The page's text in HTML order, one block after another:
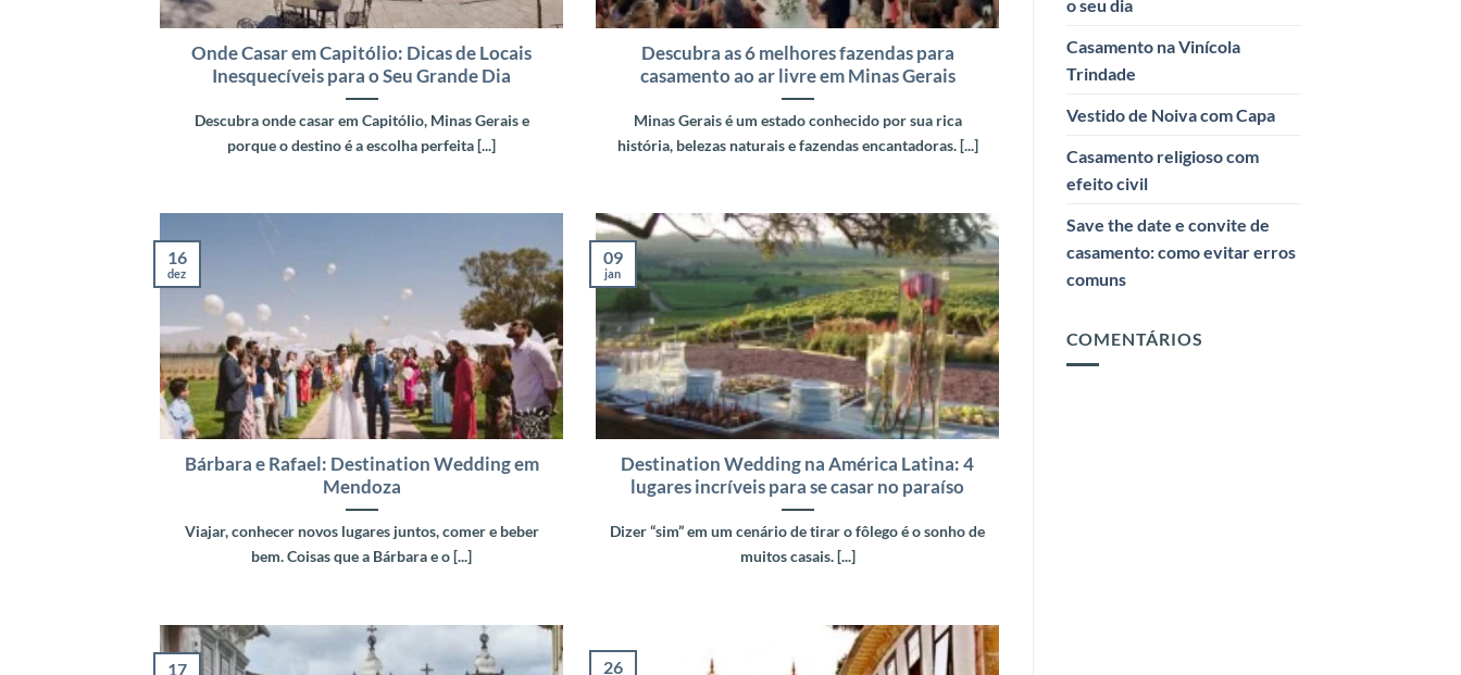
Onde Casar em Capitólio: Dicas de Locais
Inesquecíveis para o Seu Grande Dia
Descubra onde casar em Capitólio, Minas Gerais e
porque o destino é a escolha perfeita [...]
Descubra as 6 melhores fazendas para
casamento ao ar livre em Minas Gerais
Minas Gerais é um estado conhecido por sua rica
história, belezas naturais e fazendas encantadoras. [...]
Bárbara e Rafael: Destination Wedding em
Mendoza
Viajar, conhecer novos lugares juntos, comer e beber
bem. Coisas que a Bárbara e o [...]
16
dez
Destination Wedding na América Latina: 4
lugares incríveis para se casar no paraíso
Dizer “sim” em um cenário de tirar o fôlego é o sonho de
muitos casais. [...]
09
jan
17 26
o seu dia
Casamento na Vinícola
Trindade
Vestido de Noiva com Capa
Casamento religioso com
efeito civil
Save the date e convite de
casamento: como evitar erros
comuns
COMENTÁRIOS